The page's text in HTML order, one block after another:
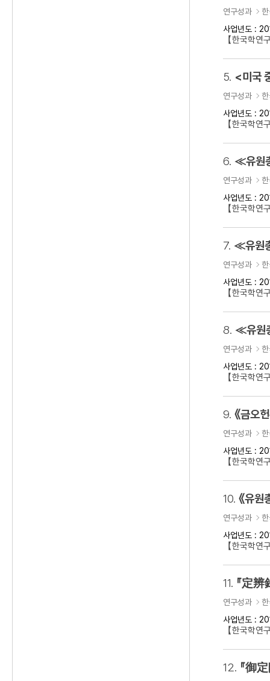
연구성과
사업년도 :
【한국학
5. <미국
연구성과
사업년도 :
【한국
6. ≪유원
연구성과
사업년도 :
【한국
7. ≪유원
연구성과
사업년도 :
【한국
8. ≪유원
연구성과
사업년도 :
【한국
9. 《금오
연구성과
사업년도 :
【한국학
10. 《유
연구성과
사업년도 :
【한국학
11. 『定辨
연구성과
사업년도 :
【한국학
12. 『御